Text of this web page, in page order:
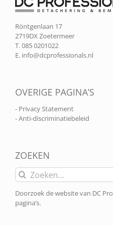
Röntgenlaan 17
2719DX Zoetermeer
T. 085 0201022
E. info@dcprofessionals.nl
OVERIGE PAGINA’S
- Privacy Statement
- Anti-discriminatiebeleid
ZOEKEN
Zoeken
naar:
Doorzoek de website van DC
pagina’s.